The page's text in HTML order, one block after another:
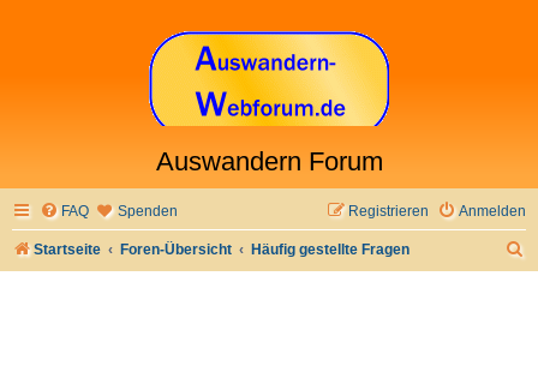
Auswandern Forum
FAQ Spenden Anmelden
Registrieren
Startseite Foren-Übersicht Häufig gestellte Fragen